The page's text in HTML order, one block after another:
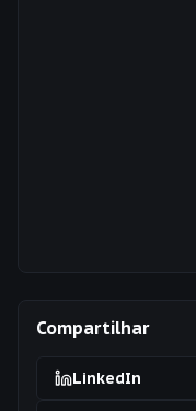
Compartilhar
LinkedIn